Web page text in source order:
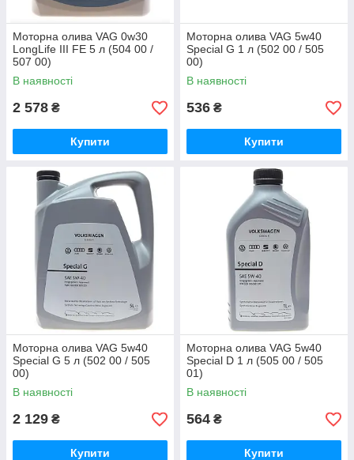
Моторна олива VAG 0w30
LongLife III FE 5 л (504 00 /
507 00)
В наявності
2 578 ₴
Купити
Моторна олива VAG 5w40
Special G 1 л (502 00 / 505
00)
В наявності
536 ₴
Купити
Моторна олива VAG 5w40
Special G 5 л (502 00 / 505
00)
В наявності
2 129 ₴
Купити
Моторна олива VAG 5w40
Special D 1 л (505 00 / 505
01)
В наявності
564 ₴
Купити